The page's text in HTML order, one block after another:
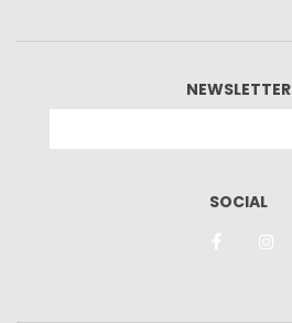
NEWSLETTER
SOCIAL